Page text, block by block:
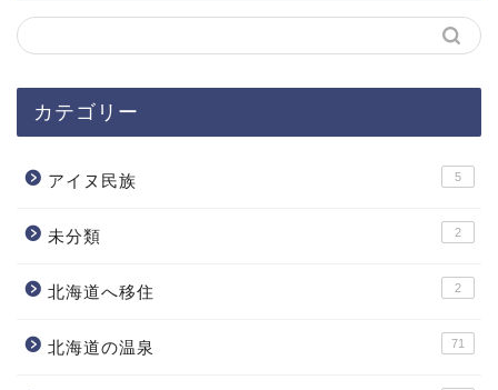
カテゴリー
アイヌ民族 5
未分類 2
北海道へ移住 2
北海道の温泉 71